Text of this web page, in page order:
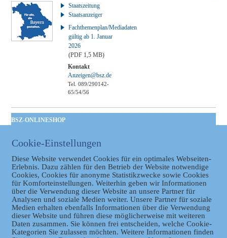
Staatszeitung
Staatsanzeiger
Fachthemenplan/Mediadaten
gültig ab 1. Januar
2026
(PDF 1,5 MB)
Kontakt
Anzeigen@bsz.de
Tel. 089/290142-
65/54/56
BSZ-ONLINESHOP
Taschenbuch
GVBl | Einbanddecke
Datenschutz
Cookie-Einstellungen
Diese Website verwendet Cookies für ein optimales Webseiten-
Erlebnis. Dazu zählen für den Betrieb der Website notwendige
Cookies, Cookies für anonyme Statistikzwecke sowie Cookies
für Komforteinstellungen. Weiterhin geben wir Informationen
über die Verwendung dieser Website an unsere Partner für
Analysen und soziale Medien weiter. Unsere Partner für soziale
Medien erhalten ebenfalls Informationen über die Verwendung
dieser Website und führen diese möglicherweise mit weiteren
Daten zusammen. Sie können frei entscheiden, welche Cookie-
Kategorien Sie zulassen möchten. Weitere Informationen finden